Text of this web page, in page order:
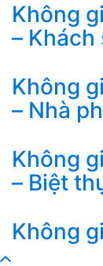
Không
–
Không
– Nhà
Không
– Biệt
Không